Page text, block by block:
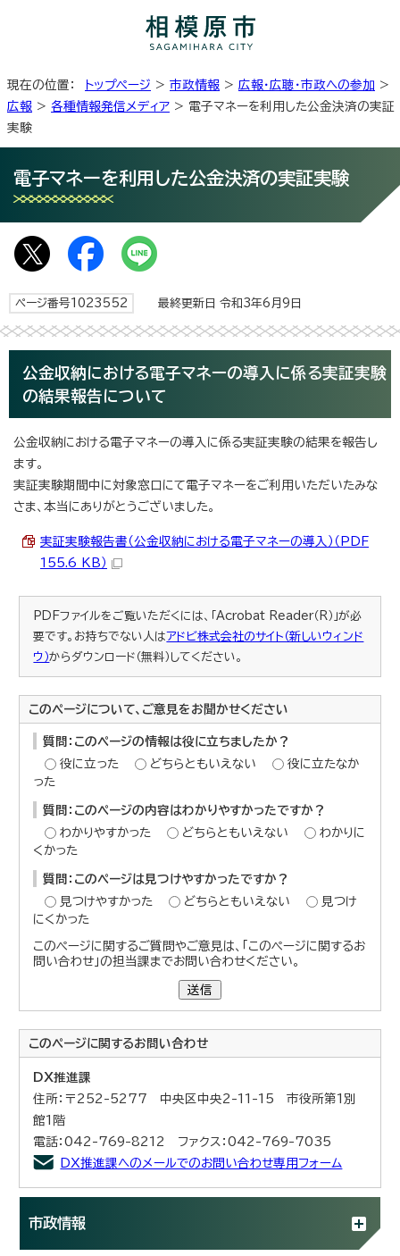
現在の位置： トップページ > 市政情報 > 広報・広聴・市政への参加 >
広報 > 各種情報発信メディア > 電子マネーを利用した公金決済の実証
実験
電子マネーを利用した公金決済の実証実験
ページ番号1023552 最終更新日 令和3年6月9日
公金収納における電子マネーの導入に係る実証実験
の結果報告について
公金収納における電子マネーの導入に係る実証実験の結果を報告し
ます。
実証実験期間中に対象窓口にて電子マネーをご利用いただいたみな
さま、本当にありがとうございました。
実証実験報告書（公金収納における電子マネーの導入）（PDF
155.6 KB）
PDFファイルをご覧いただくには、「Acrobat Reader（R）」が必
要です。お持ちでない人はアドビ株式会社のサイト（新しいウィンド
ウ）からダウンロード（無料）してください。
このページについて、ご意見をお聞かせください
質問：このページの情報は役に立ちましたか？
役に立った
どちらともいえない
役に立たなか
った
質問：このページの内容はわかりやすかったですか？
わかりやすかった
どちらともいえない
わかりに
くかった
質問：このページは見つけやすかったですか？
見つけやすかった
どちらともいえない
見つけ
にくかった
このページに関するご質問やご意見は、「このページに関するお
問い合わせ」の担当課までお問い合わせください。
送信
このページに関するお問い合わせ
DX推進課
住所：〒252-5277 中央区中央2-11-15 市役所第1別
館1階
電話：042-769-8212 ファクス：042-769-7035
DX推進課へのメールでのお問い合わせ専用フォーム
市政情報